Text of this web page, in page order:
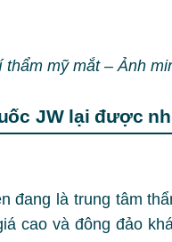
thẩm mỹ mắt – Ảnh
JW lại được
đang là trung tâm
cao và đông đảo